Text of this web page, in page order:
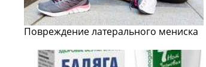
Повреждение латерального мениска